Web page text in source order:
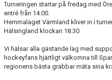
Turneringen startar på fredag med
entré från 14.00.
Hemmalaget Värmland kliver in i
Hälsingland klockan 18.30
Vi hälsar alla gästande lag med
hockeyfans hjärtligt välkomna till
regionens bästa grabbar mäta sina